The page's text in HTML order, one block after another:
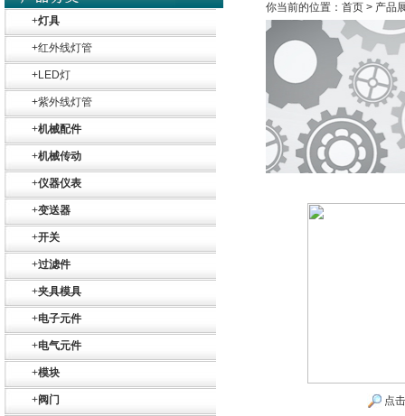
+灯具
+红外线灯管
+LED灯
+紫外线灯管
+机械配件
+机械传动
+仪器仪表
+变送器
+开关
+过滤件
+夹具模具
+电子元件
+电气元件
+模块
+阀门
SR+KH-AFB AF24-
你当前的位置：首页 > 产品
点